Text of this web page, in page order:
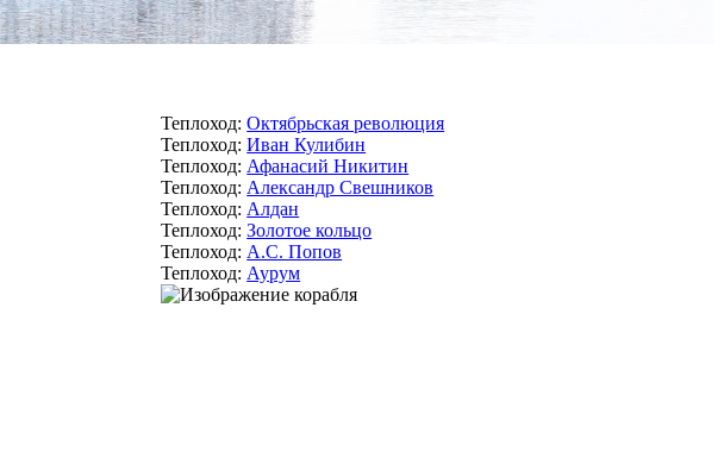
Теплоход:Октябрьская революция
Теплоход:Иван Кулибин
Теплоход: Афанасий Никитин
Теплоход: Александр Свешников
Теплоход: Алдан
Теплоход:Золотое кольцо
Теплоход: А.С. Попов
Теплоход: Аурум